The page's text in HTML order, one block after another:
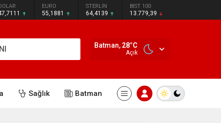
EURO
55,1881
STERLİN
64,4139
BIST 100
13.779,39
Batman, 28°C
Açık
Sağlık Batman